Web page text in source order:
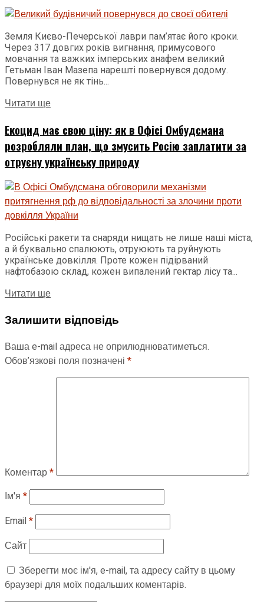
Земля Києво-Печерської лаври пам’ятає його кроки.
Через 317 довгих років вигнання, примусового
мовчання та важких імперських анафем великий
Гетьман Іван Мазепа нарешті повернувся додому.
Повернувся не як тінь...
Читати ще
Екоцид має свою ціну: як в Офісі Омбудсмана
розробляли план, що змусить Росію заплатити за
отруєну українську природу
Російські ракети та снаряди нищать не лише наші міста,
а й буквально спалюють, отруюють та руйнують
українське довкілля. Проте кожен підірваний
нафтобазою склад, кожен випалений гектар лісу та...
Читати ще
Залишити відповідь
Ваша e-mail адреса не оприлюднюватиметься.
Обов’язкові поля позначені *
Коментар*
Ім'я *
Email*
Сайт
Зберегти моє ім'я, e-mail, та адресу сайту в цьому
браузері для моїх подальших коментарів.